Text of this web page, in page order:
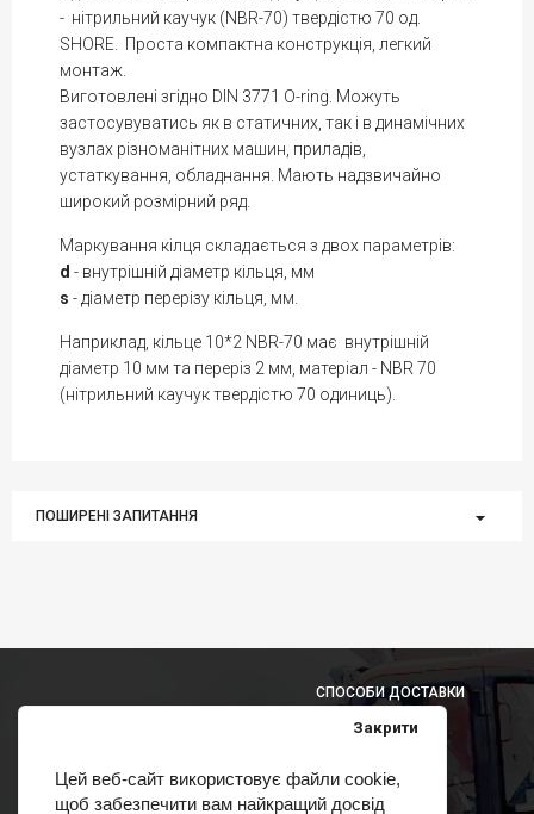
Цей веб-сайт використовує файли cookie,
щоб забезпечити вам найкращий досвід
Закрити
- нітрильний каучук (NBR-70) твердістю 70 од.
SHORE. Проста компактна конструкція, легкий
монтаж.
Виготовлені згідно DIN 3771 O-ring. Можуть
застосувуватись як в статичних, так і в динамічних
вузлах різноманітних машин, приладів,
устаткування, обладнання. Мають надзвичайно
широкий розмірний ряд.
Маркування кілця складається з двох параметрів:
d - внутрішній діаметр кільця, мм
s - діаметр перерізу кільця, мм.
Наприклад, кільце 10*2 NBR-70 має внутрішній
діаметр 10 мм та переріз 2 мм, матеріал - NBR 70
(нітрильний каучук твердістю 70 одиниць).
ПОШИРЕНІ ЗАПИТАННЯ
СПОСОБИ ДОСТАВКИ